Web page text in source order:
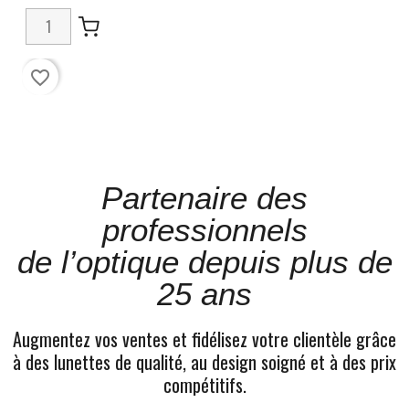
favorite_border
Partenaire des
professionnels
de l’optique depuis plus de
25 ans
Augmentez vos ventes et fidélisez votre clientèle grâce
à des lunettes de qualité, au design soigné et à des prix
compétitifs.